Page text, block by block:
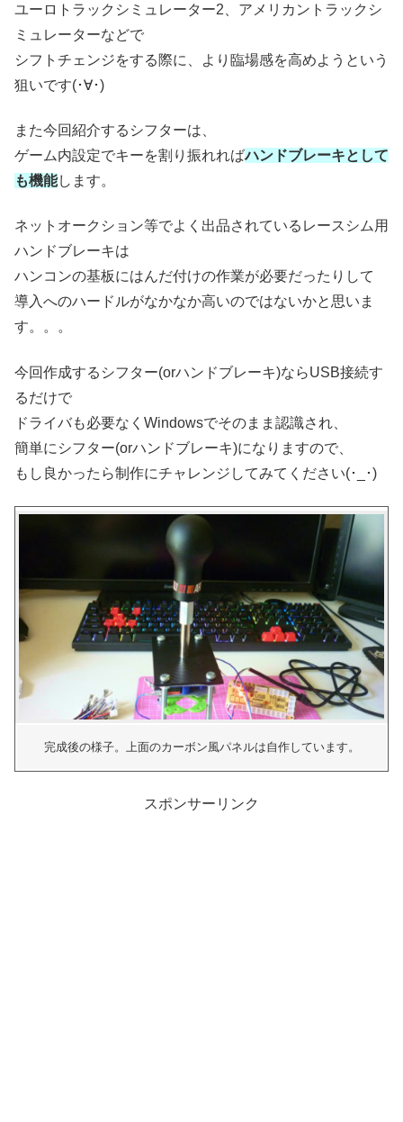
ユーロトラックシミュレーター2、アメリカントラックシ
ミュレーターなどで
シフトチェンジをする際に、より臨場感を高めようという
狙いです(･∀･)
また今回紹介するシフターは、
ゲーム内設定でキーを割り振れればハンドブレーキとして
も機能します。
ネットオークション等でよく出品されているレースシム用
ハンドブレーキは
ハンコンの基板にはんだ付けの作業が必要だったりして
導入へのハードルがなかなか高いのではないかと思いま
す。。。
今回作成するシフター(orハンドブレーキ)ならUSB接続す
るだけで
ドライバも必要なくWindowsでそのまま認識され、
簡単にシフター(orハンドブレーキ)になりますので、
もし良かったら制作にチャレンジしてみてください(･_･)
完成後の様子。上面のカーボン風パネルは自作しています。
スポンサーリンク